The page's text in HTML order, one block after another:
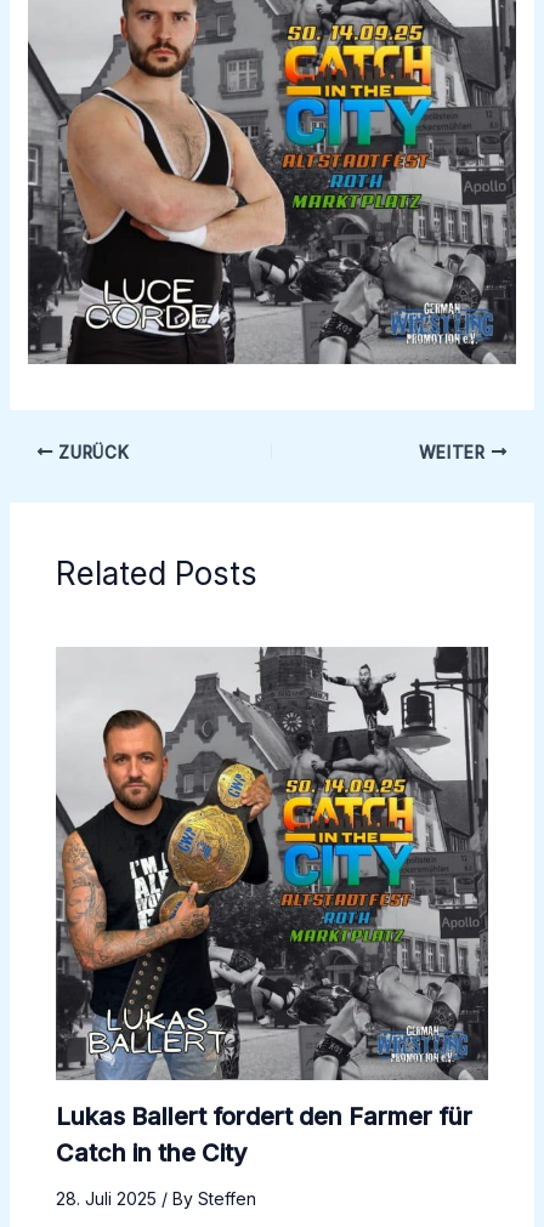
ZURÜCK WEITER
Related Posts
Lukas Ballert fordert den Farmer für
Catch in the City
28. Juli 2025 / By Steffen